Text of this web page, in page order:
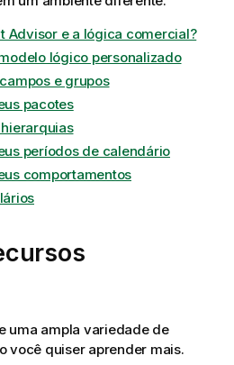
Advisor e a lógica comercial?
lógico personalizado
e grupos
pacotes
períodos de calendário
comportamentos
uma ampla variedade de
você quiser aprender mais.